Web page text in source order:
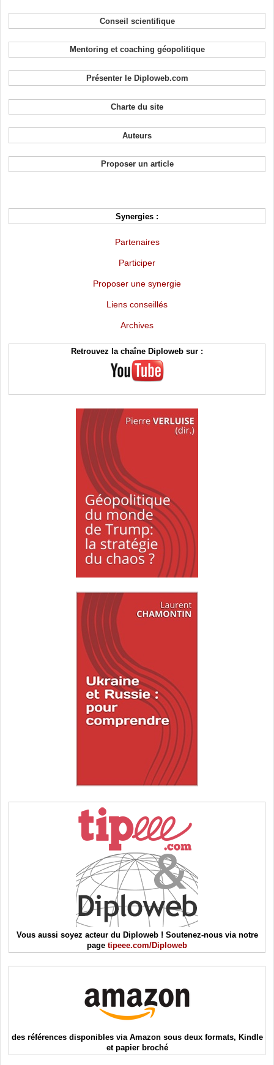
Conseil scientifique
Mentoring et coaching géopolitique
Présenter le Diploweb.com
Charte du site
Auteurs
Proposer un article
Synergies :
Partenaires
Participer
Proposer une synergie
Liens conseillés
Archives
Retrouvez la chaîne Diploweb sur :
Vous aussi soyez acteur du Diploweb ! Soutenez-nous via notre
page tipeee.com/Diploweb
des références disponibles via Amazon sous deux formats, Kindle
et papier broché